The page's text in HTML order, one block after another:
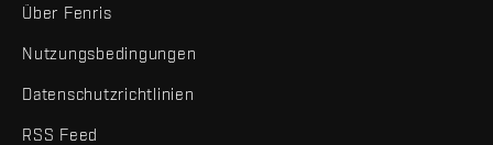
Über Fenris
Nutzungsbedingungen
Datenschutzrichtlinien
RSS Feed